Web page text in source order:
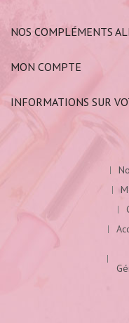
NOS COMPLÉMENTS
MON COMPTE
INFORMATIONS SUR